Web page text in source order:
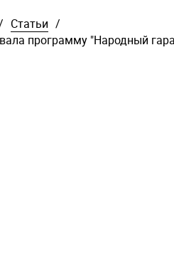
Статьи /
программу "Народный